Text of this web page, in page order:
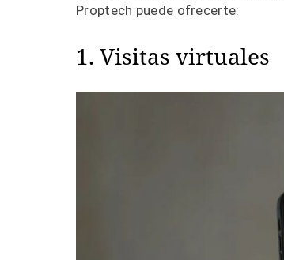
Proptech puede ofrecerte:
1. Visitas virtuales